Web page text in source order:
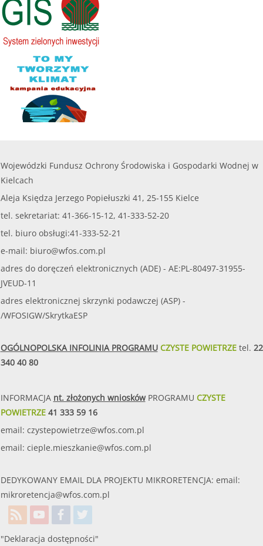
Wojewódzki Fundusz Ochrony Środowiska i Gospodarki Wodnej w
Kielcach
Aleja Księdza Jerzego Popiełuszki 41, 25-155 Kielce
tel. sekretariat: 41-366-15-12, 41-333-52-20
tel. biuro obsługi:41-333-52-21
e-mail: biuro@wfos.com.pl
adres do doręczeń elektronicznych (ADE) - AE:PL-80497-31955-
JVEUD-11
adres elektronicznej skrzynki podawczej (ASP) -
/WFOSIGW/SkrytkaESP
OGÓLNOPOLSKA INFOLINIA PROGRAMUCZYSTE POWIETRZEtel. 22
340 40 80
INFORMACJA nt. złożonych wnioskówPROGRAMU CZYSTE
POWIETRZE41 333 59 16
email: czystepowietrze@wfos.com.pl
email: cieple.mieszkanie@wfos.com.pl
DEDYKOWANY EMAIL DLA PROJEKTU MIKRORETENCJA: email:
mikroretencja@wfos.com.pl
"Deklaracja dostępności"